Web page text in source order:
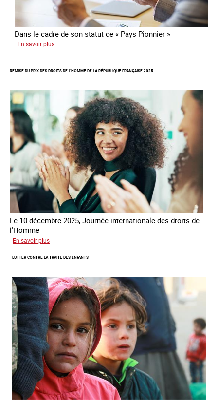
Dans le cadre de son statut de « Pays Pionnier »
En savoir plus
de
France
Alliance
8.7
REMISE DU PRIX DES DROITS DE L’HOMME DE LA RÉPUBLIQUE FRANÇAISE 2025
Le 10 décembre 2025, Journée internationale des droits de
l'Homme
En savoir plus
du
des
droits
de
l’Homme
de
la
République
française
2025
LUTTER CONTRE LA TRAITE DES ENFANTS